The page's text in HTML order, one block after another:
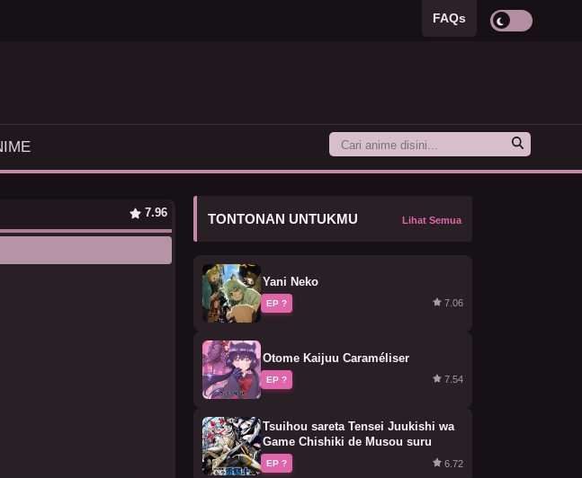
FAQs
7.96 TONTONAN UNTUKMU Lihat Semua
Yani Neko
EP ? 7.06
Otome Kaijuu Caraméliser
EP ? 7.54
Tsuihou sareta Tensei Juukishi wa
Game Chishiki de Musou suru
EP ? 6.72